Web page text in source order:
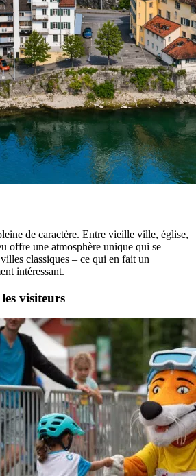
de caractère. Entre vieille ville, église,
offre une atmosphère unique qui se
classiques – ce qui en fait un
intéressant.
visiteurs